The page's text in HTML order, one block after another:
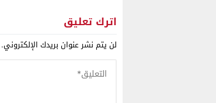
اترك تعليق
لن يتم نشر عنوان بريدك الإلكتروني.